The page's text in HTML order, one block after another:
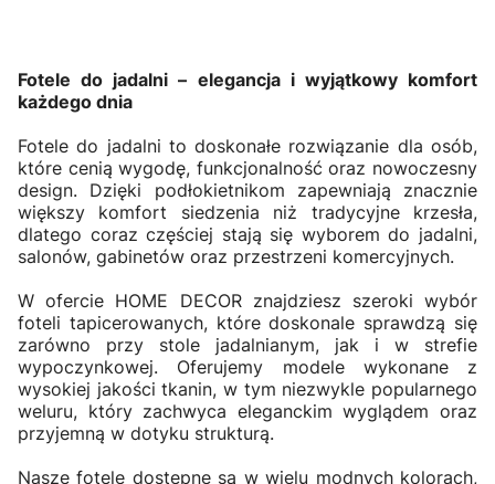
Fotele do jadalni – elegancja i wyjątkowy komfort
każdego dnia
Fotele do jadalni to doskonałe rozwiązanie dla osób,
które cenią wygodę, funkcjonalność oraz nowoczesny
design. Dzięki podłokietnikom zapewniają znacznie
większy komfort siedzenia niż tradycyjne krzesła,
dlatego coraz częściej stają się wyborem do jadalni,
salonów, gabinetów oraz przestrzeni komercyjnych.
W ofercie HOME DECOR znajdziesz szeroki wybór
foteli tapicerowanych, które doskonale sprawdzą się
zarówno przy stole jadalnianym, jak i w strefie
wypoczynkowej. Oferujemy modele wykonane z
wysokiej jakości tkanin, w tym niezwykle popularnego
weluru, który zachwyca eleganckim wyglądem oraz
przyjemną w dotyku strukturą.
Nasze fotele dostępne są w wielu modnych kolorach,